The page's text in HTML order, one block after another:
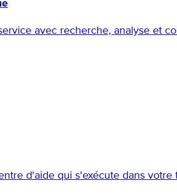
avec recherche, analyse et
d'aide qui s'exécute dans votre